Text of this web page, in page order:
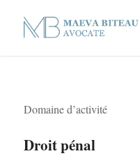
Domaine d’activité
Droit pénal